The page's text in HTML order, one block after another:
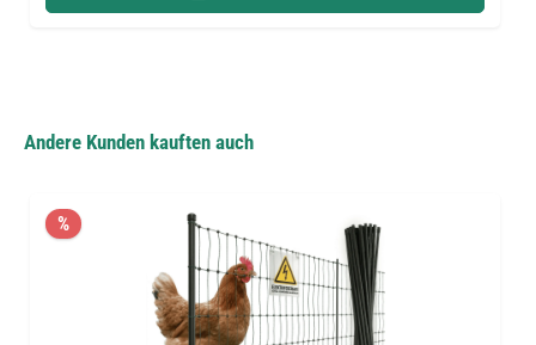
Andere Kunden kauften auch
%